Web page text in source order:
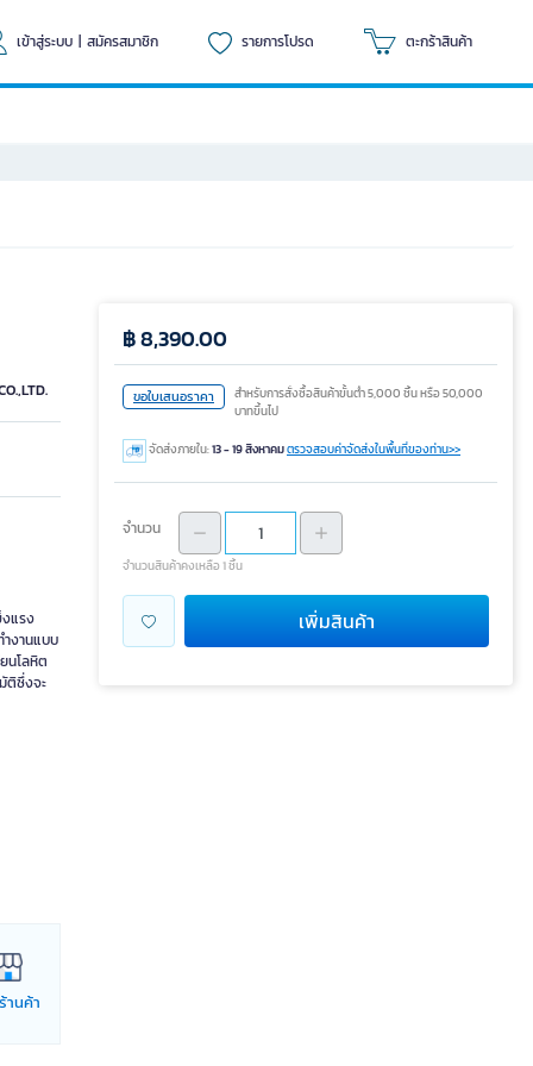
เข้าสู่ระบบ | สมัครสมาชิก รายการโปรด ตะกร้าสินค้า
แรง
ำงานแบบ
นโลหิต
ติซึ่งจะ
านค้า
฿ 8,390.00
ขอใบเสนอราคา
สำหรับการสั่งซื้อสินค้าขั้นต่ำ 5,000 ชิ้น หรือ 50,000
บาทขึ้นไป
จัดส่งภายใน:13 - 19 สิงหาคมตรวจสอบค่าจัดส่งในพื้นที่ของท่าน>>
จำนวน
จำนวนสินค้าคงเหลือ 1 ชิ้น
เพิ่มสินค้า